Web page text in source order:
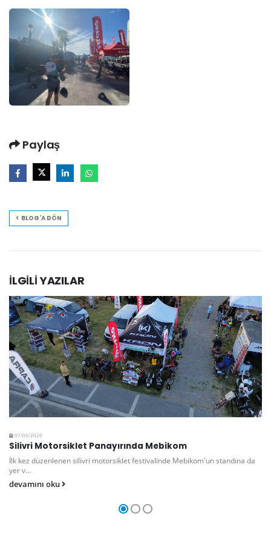
Paylaş
BLOG'A DÖN
İLGILIYAZILAR
07/06/2026
Silivri Motorsiklet Panayırında Mebikom
İlk kez düzenlenen silivri motorsiklet festivalinde Mebikom'un standına da
yer v…
devamını oku